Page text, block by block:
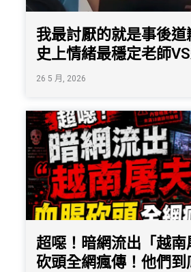
我最討厭的就是事後道
史上情緒最穩定老師
26 5 月, 2026
超噁！暗網流出「越南
砍頭全網瘋傳！他們到